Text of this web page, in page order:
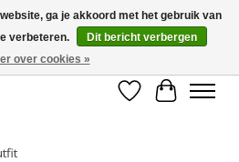
BE - €75 voor NL - After pay mogelijk!
Verlanglijst
ga je akkoord met het gebruik van
verbeteren.
Dit bericht verbergen
over cookies »